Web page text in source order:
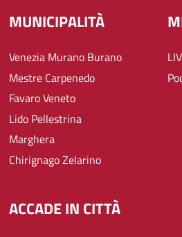
MUNICIPALITÀ
Venezia Murano Burano
Mestre Carpenedo
Favaro Veneto
Lido Pellestrina
Marghera
Chirignago Zelarino
ACCADE IN CITTÀ